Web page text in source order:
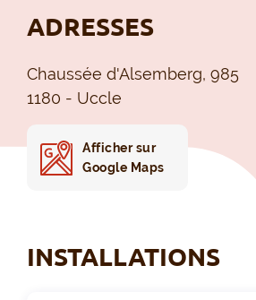
ADRESSES
Chaussée d'Alsemberg, 985
1180 - Uccle
Afficher sur
Google Maps
INSTALLATIONS